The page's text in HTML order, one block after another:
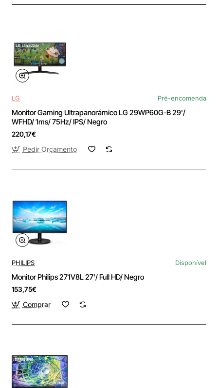
LG Pré-encomenda
Monitor Gaming Ultrapanorámico LG 29WP60G-B 29'/
WFHD/ 1ms/ 75Hz/ IPS/ Negro
220,17€
Pedir Orçamento
PHILIPS Disponível
Monitor Philips 271V8L 27'/ Full HD/ Negro
153,75€
Comprar